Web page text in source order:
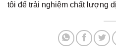
tôi để trải nghiệm chất lượng